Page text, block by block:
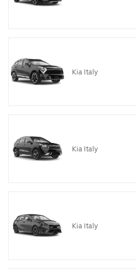
Kia Italy
Kia Italy
Kia Italy